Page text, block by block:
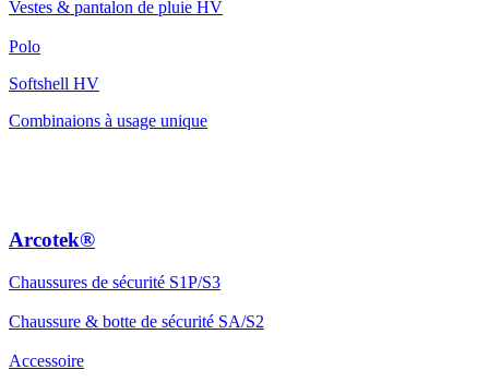
Vestes & pantalon de pluie HV
Polo
Softshell HV
Combinaions à usage unique
Arcotek®
Chaussures de sécurité S1P/S3
Chaussure & botte de sécurité SA/S2
Accessoire